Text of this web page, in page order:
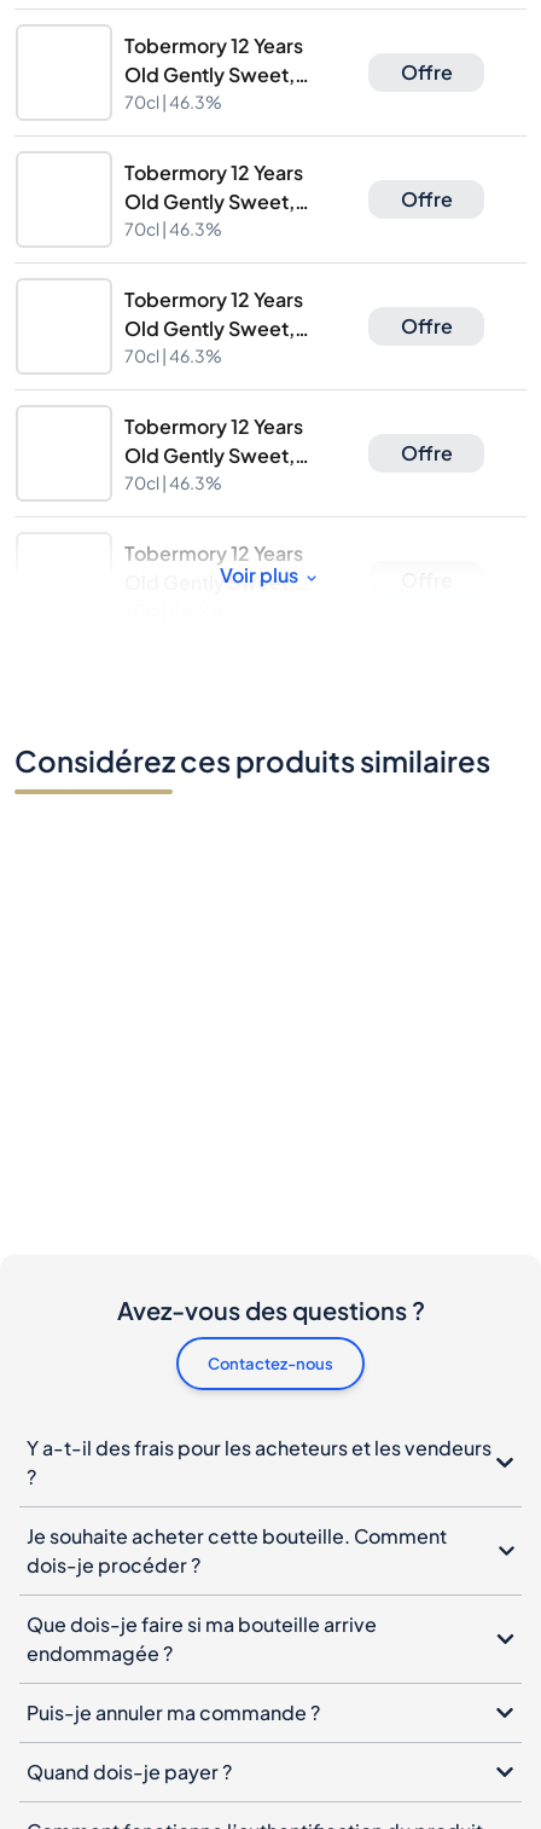
Tobermory 12 Years
Old Gently Sweet,
Unpeated and Floral
70cl |46.3%
Offre
Tobermory 12 Years
Old Gently Sweet,
Unpeated and Floral
70cl |46.3%
Offre
Tobermory 12 Years
Old Gently Sweet,
Unpeated and Floral
70cl |46.3%
Offre
Tobermory 12 Years
Old Gently Sweet,
Unpeated and Floral
70cl |46.3%
Offre
Tobermory 12 Years
Old Gently Sweet,
Voir plus
Considérez ces produits similaires
Avez-vous des questions ?
Contactez-nous
Y a-t-il des frais pour les acheteurs et les vendeurs
?
Je souhaite acheter cette bouteille. Comment
dois-je procéder ?
Que dois-je faire si ma bouteille arrive
endommagée ?
Puis-je annuler ma commande ?
Quand dois-je payer ?